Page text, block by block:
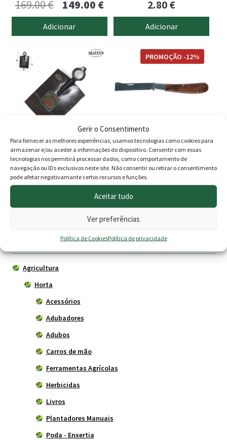
Gerir o Consentimento
Para fornecer as melhores experiências, usamos tecnologias como cookies para
armazenar e/ou aceder a informações do dispositivo. Consentir com essas
tecnologias nos permitirá processar dados, como comportamento de
navegação ou IDs exclusivos neste site. Não consentir ou retirar o consentimento
pode afetar negativamante certos recursos e funções.
Aceitar tudo
Ver preferências
Política de CookiesPolítica de privacidade
169.00€
preço
original
169.00 €.
149.00 €O
preço
atual
é:
Adicionar
2.80€
Adicionar
Enxada Sul
23.50€
Canivete de Enxertia
PROMOÇÃO -12%
9.00
O
original
9.00 €.
O
preço
atual
Agricultura
Horta
Acessórios
Adubadores
Adubos
Carros de mão
Ferramentas Agrícolas
Herbicidas
Livros
Plantadores Manuais
Poda - Enxertia